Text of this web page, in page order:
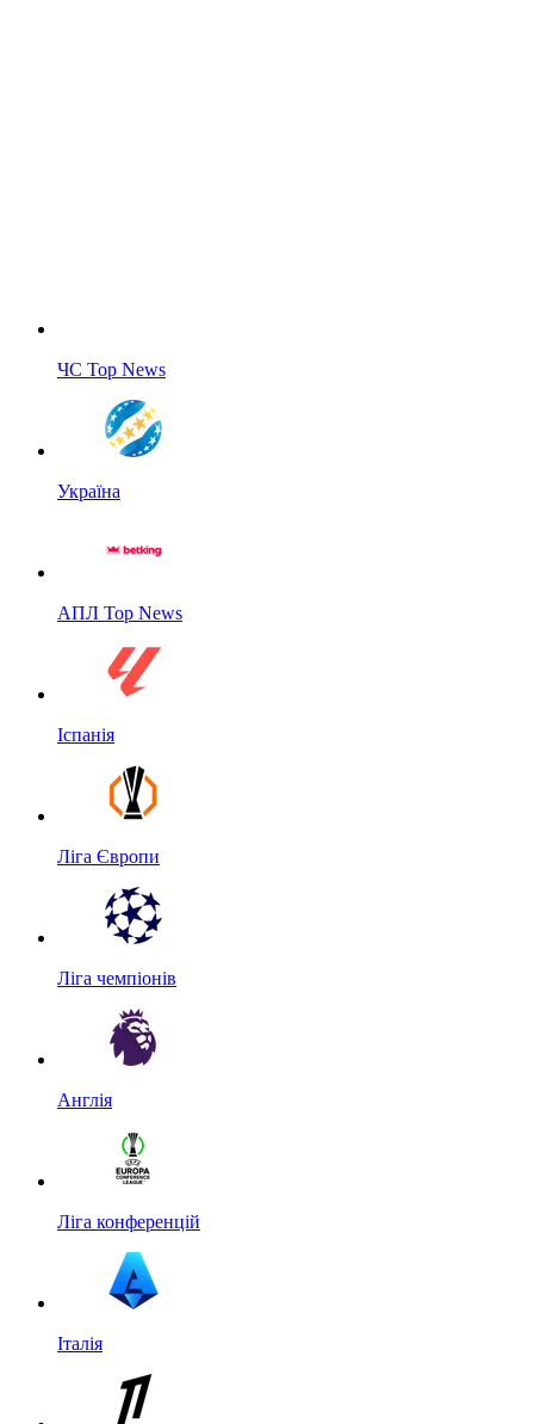
ЧС Top News
Україна
АПЛ Top News
Іспанія
Ліга Європи
Ліга чемпіонів
Англія
Ліга конференцій
Італія